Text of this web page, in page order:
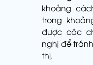
khoảng
trong
được các
nghị để
thị.